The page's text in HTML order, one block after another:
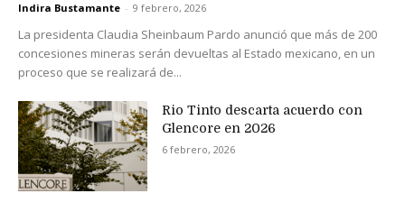
Indira Bustamante - 9 febrero, 2026
La presidenta Claudia Sheinbaum Pardo anunció que más de 200
concesiones mineras serán devueltas al Estado mexicano, en un
proceso que se realizará de...
Rio Tinto descarta acuerdo con
Glencore en 2026
6 febrero, 2026